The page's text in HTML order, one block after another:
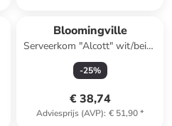
Bloomingville
Serveerkom "Alcott" wit/beige
- Ø 21 cm
-25%
€ 38,74
Adviesprijs (AVP): € 51,90*